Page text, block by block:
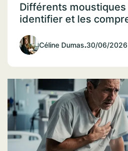
Différents
identifier et les
Céline Dumas.30/06/2026